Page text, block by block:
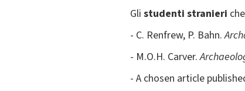
Gli studenti stranieri
- C. Renfrew, P. Bahn.
- M.O.H. Carver.
- A chosen article